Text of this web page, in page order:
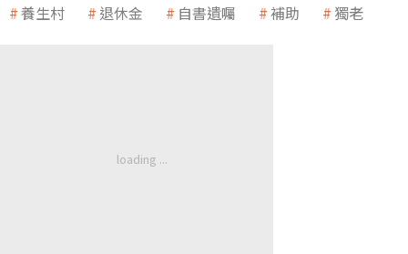
養生村 退休金 自書遺囑 補助 獨老